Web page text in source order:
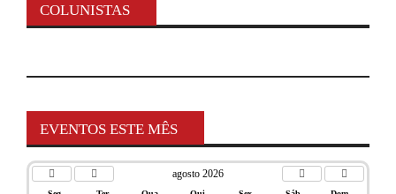
COLUNISTAS
EVENTOS ESTE MÊS
agosto 2026